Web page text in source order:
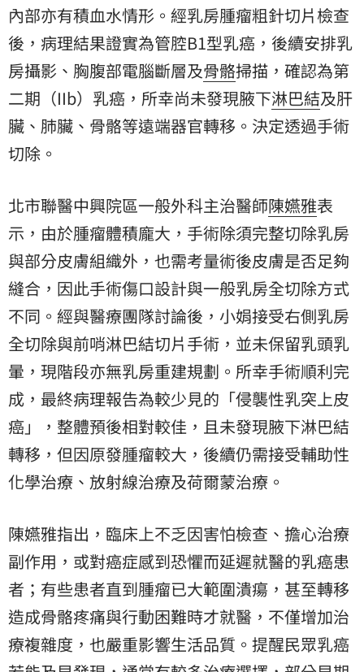
內部亦有積血水情形。經乳房腫瘤粗針切片檢查
後，病理結果證實為管腔B1型乳癌，後續安排乳
房攝影、胸腹部電腦斷層及骨骼掃描，確認為第
二期（IIb）乳癌，所幸尚未發現腋下淋巴結及肝
臟、肺臟、骨骼等遠端器官轉移。決定透過手術
切除。
北市聯醫中興院區一般外科主治醫師陳嬿雅表
示，由於腫瘤體積龐大，手術除須完整切除乳房
與部分皮膚組織外，也需考量術後皮膚是否足夠
縫合，因此手術傷口設計與一般乳房全切除方式
不同。經與醫療團隊討論後，小娟接受右側乳房
全切除與前哨淋巴結切片手術，並未保留乳頭乳
暈，現階段亦無乳房重建規劃。所幸手術順利完
成，最終病理報告為較少見的「侵襲性乳突上皮
癌」，整體預後相對較佳，且未發現腋下淋巴結
轉移，但因原發腫瘤較大，後續仍需接受輔助性
化學治療、放射線治療及荷爾蒙治療。
陳嬿雅指出，臨床上不乏因害怕檢查、擔心治療
副作用，或對癌症感到恐懼而延遲就醫的乳癌患
者；有些患者直到腫瘤已大範圍潰瘍，甚至轉移
造成骨骼疼痛與行動困難時才就醫，不僅增加治
療複雜度，也嚴重影響生活品質。提醒民眾乳癌